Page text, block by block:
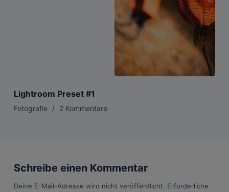
Lightroom Preset #1
Fotografie 2 Kommentare
Schreibe einen Kommentar
Deine E-Mail-Adresse wird nicht veröffentlicht. Erforderliche